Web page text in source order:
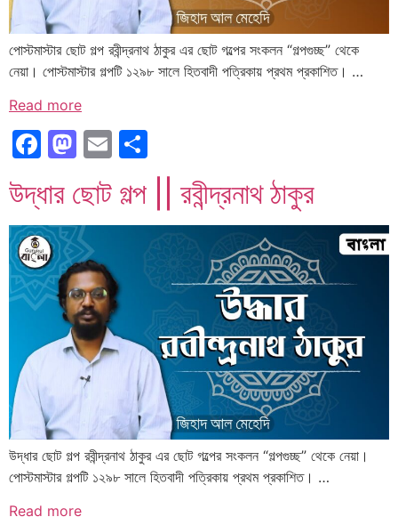
পোস্টমাস্টার ছোট গল্প রবীন্দ্রনাথ ঠাকুর এর ছোট গল্পের সংকলন “গল্পগুচ্ছ” থেকে
নেয়া। পোস্টমাস্টার গল্পটি ১২৯৮ সালে হিতবাদী পত্রিকায় প্রথম প্রকাশিত। …
Read more
Facebook
Mastodon
Email
উদ্ধার ছোট গল্প || রবীন্দ্রনাথ ঠাকুর
উদ্ধার ছোট গল্প রবীন্দ্রনাথ ঠাকুর এর ছোট গল্পের সংকলন “গল্পগুচ্ছ” থেকে নেয়া।
পোস্টমাস্টার গল্পটি ১২৯৮ সালে হিতবাদী পত্রিকায় প্রথম প্রকাশিত। …
Read more